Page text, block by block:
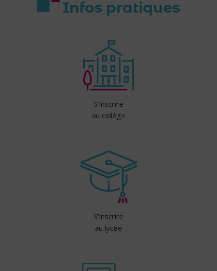
Infos pratiques
S'inscrire
au collège
S'inscrire
au lycée